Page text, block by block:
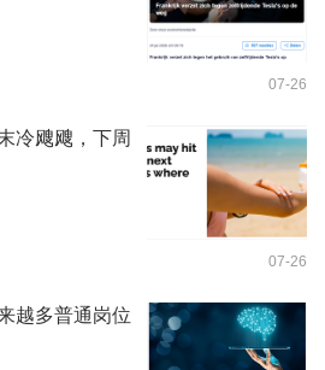
07-26
冷飕飕，下周
07-26
越多普通岗位